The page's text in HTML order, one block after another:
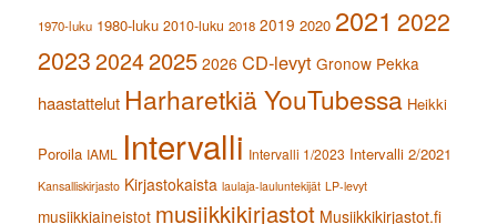
1970-luku 1980-luku 2010-luku 2018 2019 2020 2021 2022
202320242025 2026 CD-levyt Gronow Pekka
haastattelut Harharetkiä YouTubessa Heikki
Poroila IAML Intervalli Intervalli 1/2023 Intervalli 2/2021
Kansalliskirjasto Kirjastokaista laulaja-lauluntekijät LP-levyt
musiikkiaineistot musiikkikirjastot Musiikkikirjastot.fi